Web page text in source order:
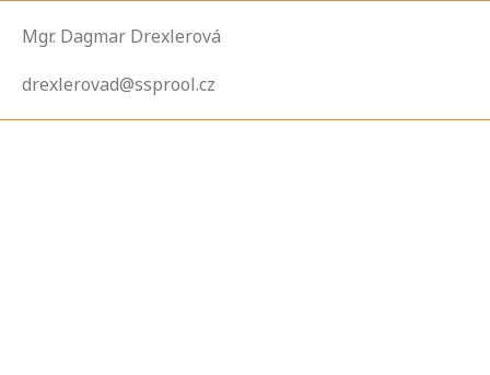
Mgr. Dagmar Drexlerová
drexlerovad@ssprool.cz